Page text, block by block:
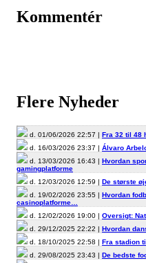
Kommentér
Flere Nyheder
d. 01/06/2026 22:57 | Fra 32 til 48
d. 16/03/2026 23:37 | Álvaro
d. 13/03/2026 16:43 | Hvordan
gamingplatforme
d. 12/03/2026 12:59 | De største
d. 19/02/2026 23:55 | Hvordan
casinoplatforme…
d. 12/02/2026 19:00 | Oversigt:
d. 29/12/2025 22:22 | Hvordan
d. 18/10/2025 22:58 | Fra stadion
d. 29/08/2025 23:43 | De bedste